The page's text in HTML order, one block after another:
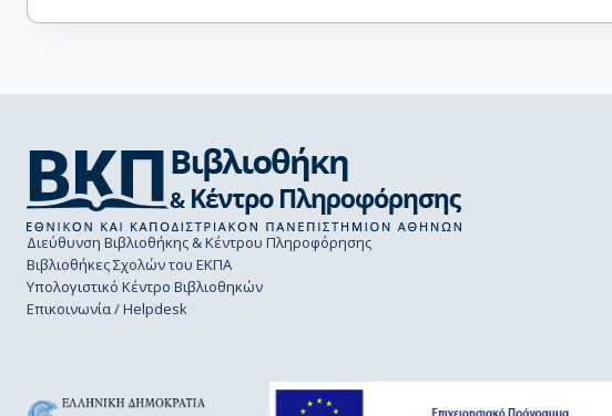
Διεύθυνση Βιβλιοθήκης & Κέντρου Πληροφόρησης
Βιβλιοθήκες Σχολών του ΕΚΠΑ
Υπολογιστικό Κέντρο Βιβλιοθηκών
Επικοινωνία / Helpdesk